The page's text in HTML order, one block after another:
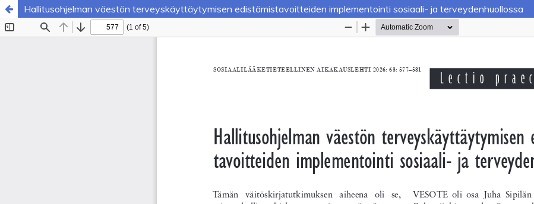
Hallitusohjelman väestön terveyskäyttäytymisen edistämistavoitteiden implementointi sosiaali- ja terveydenhuollossa
Palvelua ylläpitää Tieteellisten seurain valtuuskunta